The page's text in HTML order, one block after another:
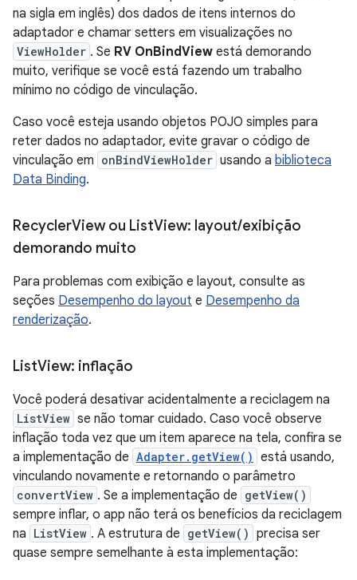
na sigla em inglês) dos dados de itens internos do
adaptador e chamar setters em visualizações no
ViewHolder . Se RV OnBindView está demorando
muito, verifique se você está fazendo um trabalho
mínimo no código de vinculação.
Caso você esteja usando objetos POJO simples para
reter dados no adaptador, evite gravar o código de
vinculação em onBindViewHolder usando a biblioteca
Data Binding.
RecyclerView ou ListView: layout/exibição
demorando muito
Para problemas com exibição e layout, consulte as
seções Desempenho do layout e Desempenho da
renderização.
ListView: inflação
Você poderá desativar acidentalmente a reciclagem na
ListView se não tomar cuidado. Caso você observe
inflação toda vez que um item aparece na tela, confira se
a implementação de Adapter.getView() está usando,
vinculando novamente e retornando o parâmetro
convertView . Se a implementação de getView()
sempre inflar, o app não terá os benefícios da reciclagem
na ListView . A estrutura de getView() precisa ser
quase sempre semelhante à esta implementação: